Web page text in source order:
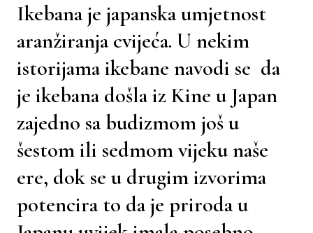
Ikebana je japanska umjetnost
aranžiranja cvijeća. U nekim
istorijama ikebane navodi se da
je ikebana došla iz Kine u Japan
zajedno sa budizmom još u
šestom ili sedmom vijeku naše
ere, dok se u drugim izvorima
potencira to da je priroda u